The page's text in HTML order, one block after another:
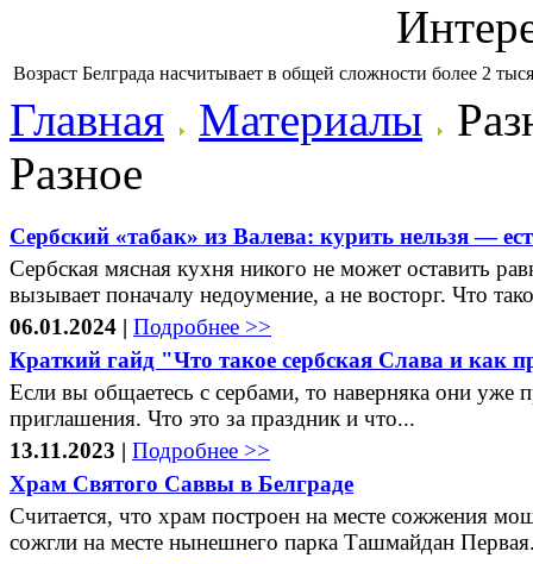
Возраст Белграда насчитывает в общей сложности более 2
Главная Материалы
Разное
Сербский «табак» из Валева: курить нельзя —
Сербская мясная кухня никого не может оставить
вызывает поначалу недоумение, а не восторг. Что
06.01.2024 | Подробнее >>
Краткий гайд "Что такое сербская Слава и как
Если вы общаетесь с сербами, то наверняка они уже
приглашения. Что это за праздник и что...
13.11.2023 | Подробнее >>
Храм Святого Саввы в Белграде
Считается, что храм построен на месте сожжения
сожгли на месте нынешнего парка Ташмайдан